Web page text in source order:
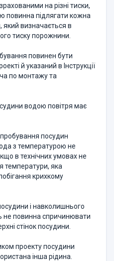
на різні тиски,
повинна підлягати кожна
визначається в
тиску порожнини.
повинен бути
й указаний в Інструкції
по монтажу та
водою повітря має
посудин
з температурою не
в технічних умовах не
температури, яка
крихкому
і навколишнього
не повинна спричинювати
стінок посудини.
проекту посудини
інша рідина.